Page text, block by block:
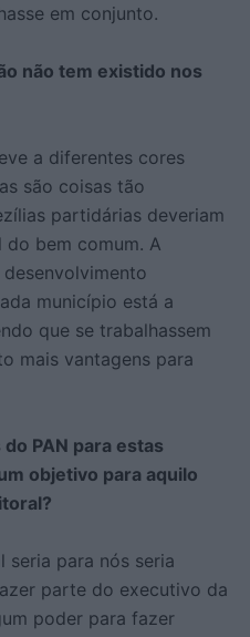
em conjunto.
não tem existido nos
a diferentes cores
são coisas tão
partidárias deveriam
bem comum. A
município está a
que se trabalhassem
mais vantagens para
PAN para estas
objetivo para aquilo
seria para nós seria
parte do executivo da
poder para fazer